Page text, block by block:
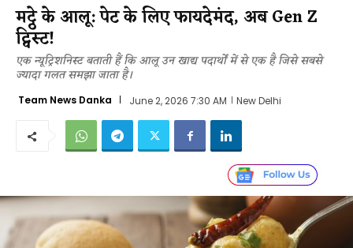
मट्ठे के आलू: पेट के लिए फायदेमंद, अब Gen Z
ट्विस्ट!
एक न्यूट्रिशनिस्ट बताती हैं कि आलू उन खाद्य पदार्थों में से एक है जिसे सबसे
ज्यादा गलत समझा जाता है।
Team News Danka June 2, 2026 7:30 AM New Delhi